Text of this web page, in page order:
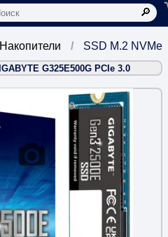
по телефону:
SSD M.2 NVMe
Накопители
G325E500G PCIe 3.0